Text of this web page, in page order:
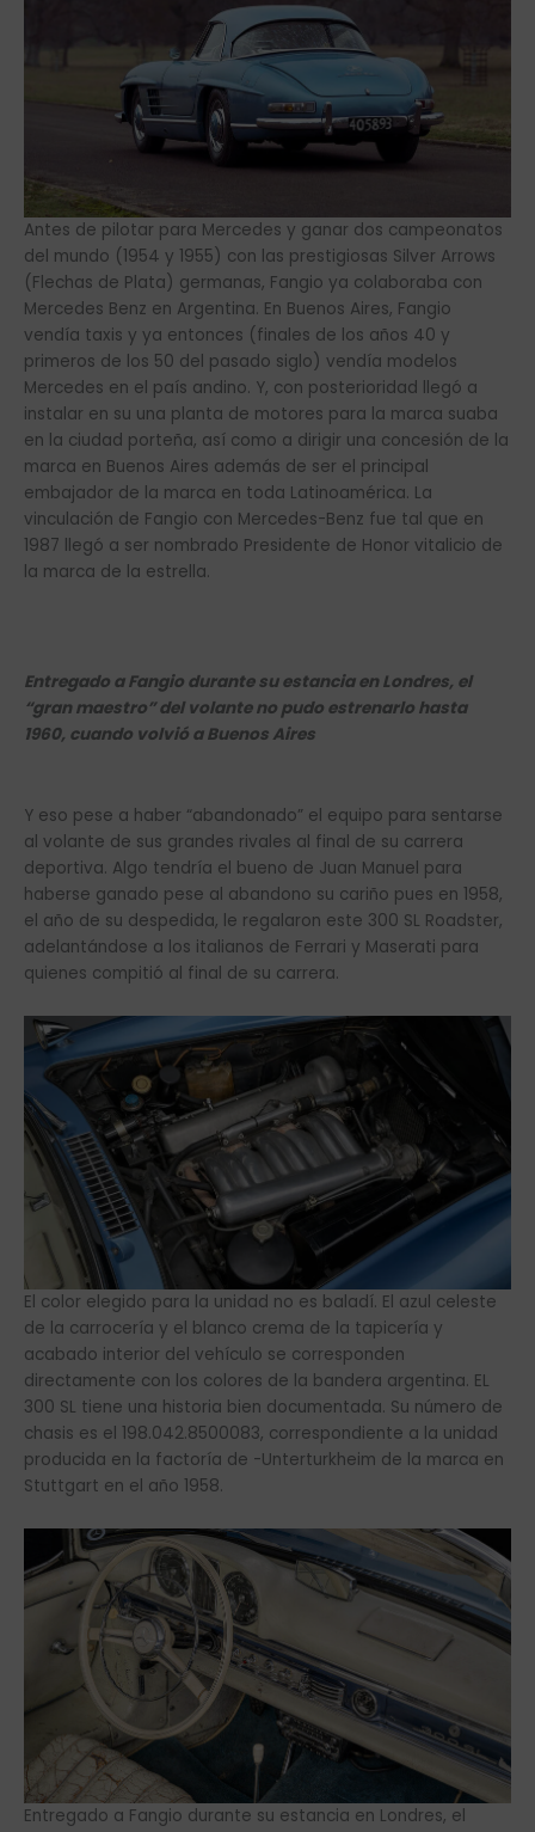
Antes de pilotar para Mercedes y ganar dos campeonatos
del mundo (1954 y 1955) con las prestigiosas Silver Arrows
(Flechas de Plata) germanas, Fangio ya colaboraba con
Mercedes Benz en Argentina. En Buenos Aires, Fangio
vendía taxis y ya entonces (finales de los años 40 y
primeros de los 50 del pasado siglo) vendía modelos
Mercedes en el país andino. Y, con posterioridad llegó a
instalar en su una planta de motores para la marca suaba
en la ciudad porteña, así como a dirigir una concesión de la
marca en Buenos Aires además de ser el principal
embajador de la marca en toda Latinoamérica. La
vinculación de Fangio con Mercedes-Benz fue tal que en
1987 llegó a ser nombrado Presidente de Honor vitalicio de
la marca de la estrella.
Entregado a Fangio durante su estancia en Londres, el
“gran maestro” del volante no pudo estrenarlo hasta
1960, cuando volvió a Buenos Aires
Y eso pese a haber “abandonado” el equipo para sentarse
al volante de sus grandes rivales al final de su carrera
deportiva. Algo tendría el bueno de Juan Manuel para
haberse ganado pese al abandono su cariño pues en 1958,
el año de su despedida, le regalaron este 300 SL Roadster,
adelantándose a los italianos de Ferrari y Maserati para
quienes compitió al final de su carrera.
El color elegido para la unidad no es baladí. El azul celeste
de la carrocería y el blanco crema de la tapicería y
acabado interior del vehículo se corresponden
directamente con los colores de la bandera argentina. EL
300 SL tiene una historia bien documentada. Su número de
chasis es el 198.042.8500083, correspondiente a la unidad
producida en la factoría de -Unterturkheim de la marca en
Stuttgart en el año 1958.
Entregado a Fangio durante su estancia en Londres, el